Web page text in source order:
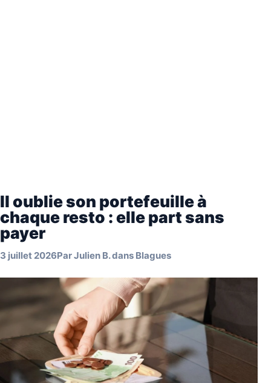
Il oublie son portefeuille à
chaque resto : elle part sans
payer
3 juillet 2026ParJulien B.dans Blagues